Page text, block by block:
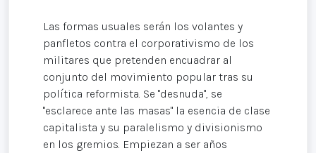
Las formas usuales serán los volantes y
panfletos contra el corporativismo de los
militares que pretenden encuadrar al
conjunto del movimiento popular tras su
política reformista. Se "desnuda", se
"esclarece ante las masas" la esencia de clase
capitalista y su paralelismo y divisionismo
en los gremios. Empiezan a ser años